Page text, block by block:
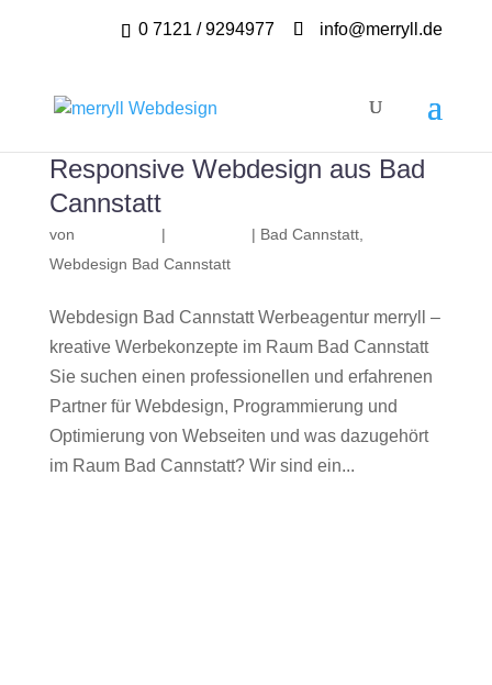
0 7121 / 9294977 info@merryll.de
Responsive Webdesign aus Bad
Cannstatt
von | | Bad Cannstatt,
Webdesign Bad Cannstatt
Webdesign Bad Cannstatt Werbeagentur merryll –
kreative Werbekonzepte im Raum Bad Cannstatt
Sie suchen einen professionellen und erfahrenen
Partner für Webdesign, Programmierung und
Optimierung von Webseiten und was dazugehört
im Raum Bad Cannstatt? Wir sind ein...